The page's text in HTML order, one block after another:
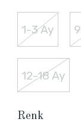
1-3 Ay
12-18 Ay
Renk